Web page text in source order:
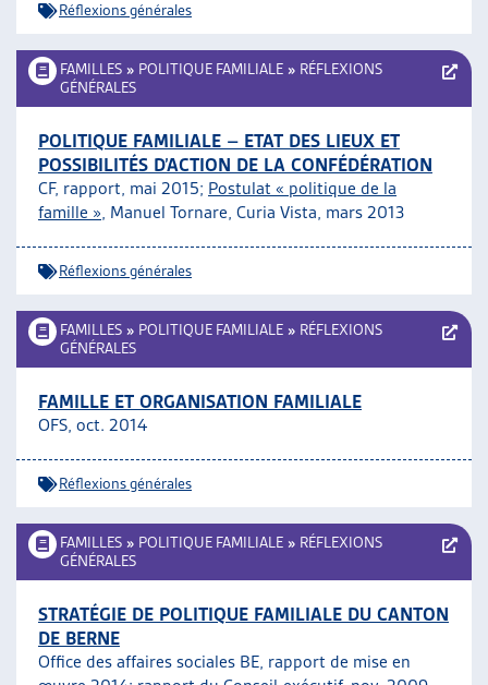
Réflexions générales
FAMILLES » POLITIQUE FAMILIALE » RÉFLEXIONS
GÉNÉRALES
POLITIQUE FAMILIALE – ETAT DES LIEUX ET
POSSIBILITÉS D’ACTION DE LA CONFÉDÉRATION
CF, rapport, mai 2015; Postulat « politique de la
famille », Manuel Tornare, Curia Vista, mars 2013
Réflexions générales
FAMILLES » POLITIQUE FAMILIALE » RÉFLEXIONS
GÉNÉRALES
FAMILLE ET ORGANISATION FAMILIALE
OFS, oct. 2014
Réflexions générales
FAMILLES » POLITIQUE FAMILIALE » RÉFLEXIONS
GÉNÉRALES
STRATÉGIE DE POLITIQUE FAMILIALE DU CANTON
DE BERNE
Office des affaires sociales BE, rapport de mise en